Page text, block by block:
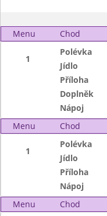
Menu Chod
1
Polévka
Jídlo
Příloha
Doplněk
Nápoj
Menu
Chod
1
Polévka
Jídlo
Příloha
Nápoj
Menu
Chod